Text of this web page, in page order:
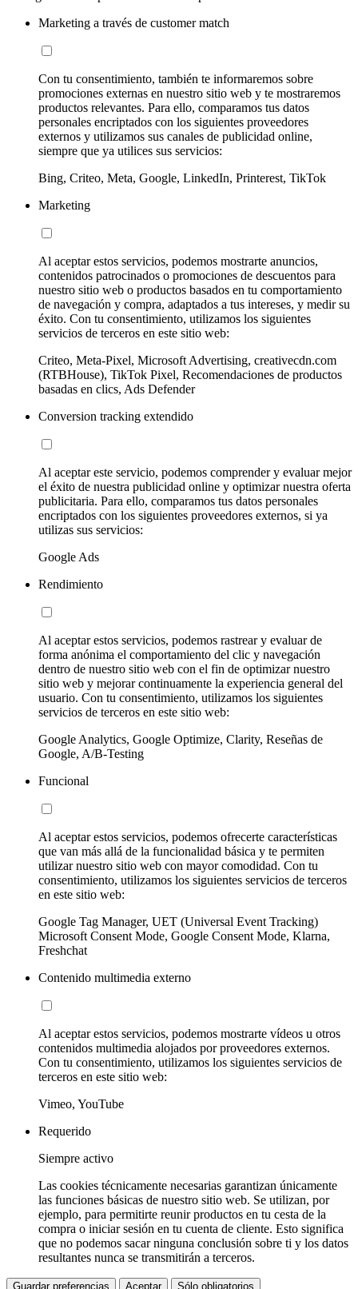
Marketing a través de customer match
Con tu consentimiento, también te informaremos sobre
promociones externas en nuestro sitio web y te mostraremos
productos relevantes. Para ello, comparamos tus datos
personales encriptados con los siguientes proveedores
externos y utilizamos sus canales de publicidad online,
siempre que ya utilices sus servicios:
Bing, Criteo, Meta, Google, LinkedIn, Printerest, TikTok
Marketing
Al aceptar estos servicios, podemos mostrarte anuncios,
contenidos patrocinados o promociones de descuentos para
nuestro sitio web o productos basados en tu comportamiento
de navegación y compra, adaptados a tus intereses, y medir su
éxito. Con tu consentimiento, utilizamos los siguientes
servicios de terceros en este sitio web:
Criteo, Meta-Pixel, Microsoft Advertising, creativecdn.com
(RTBHouse), TikTok Pixel, Recomendaciones de productos
basadas en clics, Ads Defender
Conversion tracking extendido
Al aceptar este servicio, podemos comprender y evaluar mejor
el éxito de nuestra publicidad online y optimizar nuestra oferta
publicitaria. Para ello, comparamos tus datos personales
encriptados con los siguientes proveedores externos, si ya
utilizas sus servicios:
Google Ads
Rendimiento
Al aceptar estos servicios, podemos rastrear y evaluar de
forma anónima el comportamiento del clic y navegación
dentro de nuestro sitio web con el fin de optimizar nuestro
sitio web y mejorar continuamente la experiencia general del
usuario. Con tu consentimiento, utilizamos los siguientes
servicios de terceros en este sitio web:
Google Analytics, Google Optimize, Clarity, Reseñas de
Google, A/B-Testing
Funcional
Al aceptar estos servicios, podemos ofrecerte características
que van más allá de la funcionalidad básica y te permiten
utilizar nuestro sitio web con mayor comodidad. Con tu
consentimiento, utilizamos los siguientes servicios de terceros
en este sitio web:
Google Tag Manager, UET (Universal Event Tracking)
Microsoft Consent Mode, Google Consent Mode, Klarna,
Freshchat
Contenido multimedia externo
Al aceptar estos servicios, podemos mostrarte vídeos u otros
contenidos multimedia alojados por proveedores externos.
Con tu consentimiento, utilizamos los siguientes servicios de
terceros en este sitio web:
Vimeo, YouTube
Requerido
Siempre activo
Las cookies técnicamente necesarias garantizan únicamente
las funciones básicas de nuestro sitio web. Se utilizan, por
ejemplo, para permitirte reunir productos en tu cesta de la
compra o iniciar sesión en tu cuenta de cliente. Esto significa
que no podemos sacar ninguna conclusión sobre ti y los datos
resultantes nunca se transmitirán a terceros.
Guardar preferencias Aceptar Sólo obligatorios